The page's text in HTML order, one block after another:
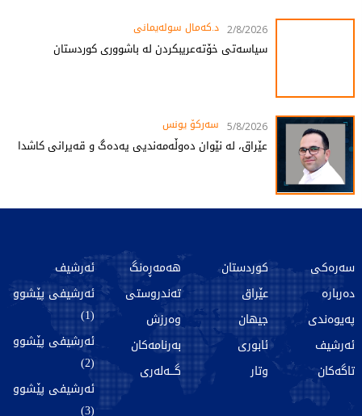
2/8/2026 د.کەمال سولەیمانی
سیاسەتی خۆتەعریبکردن لە باشووری کوردستان
5/8/2026 سەرکۆ یونس
عێراق، لە نێوان دەوڵەمەندیی یەدەگ و قەیرانی کاشدا
سەرەکی
دەربارە
پەیوەندی
ئەرشیف
تاگەکان
کوردستان
عێراق
جیهان
ئابوری
وتار
هەمەڕەنگ
تەندروستی
وەرزش
بەرنامەکان
گـــەلەری
ئەرشیف
ئەرشیفی پێشوو
(1)
ئەرشیفی پێشوو
(2)
ئەرشیفی پێشوو
(3)